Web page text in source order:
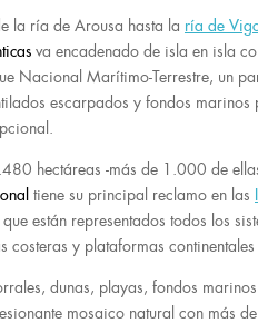
la ría de Arousa hasta la ría de
va encadenado de isla en isla
Nacional Marítimo-Terrestre, un
escarpados y fondos marinos
hectáreas -más de 1.000 de
tiene su principal reclamo en las
que están representados todos los
costeras y plataformas
dunas, playas, fondos
mosaico natural con más de